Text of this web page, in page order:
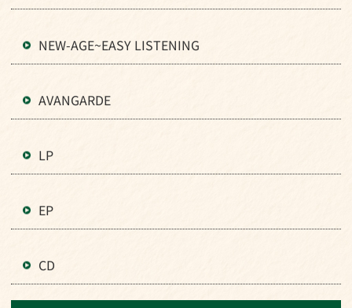
NEW-AGE~EASY LISTENING
AVANGARDE
LP
EP
CD